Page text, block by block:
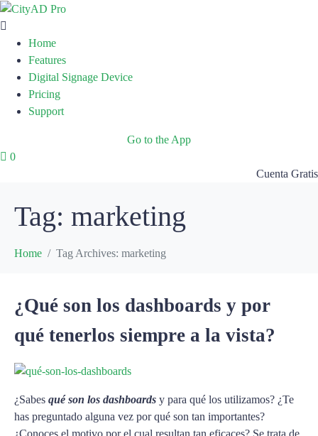
Home
Features
Digital Signage Device
Pricing
Support
Go to the App
0
Cuenta Gratis
Tag: marketing
Home Tag Archives: marketing
¿Qué son los dashboards y por
qué tenerlos siempre a la vista?
¿Sabes qué son los dashboards y para qué los utilizamos? ¿Te
has preguntado alguna vez por qué son tan importantes?
¿Conoces el motivo por el cual resultan tan eficaces? Se trata de